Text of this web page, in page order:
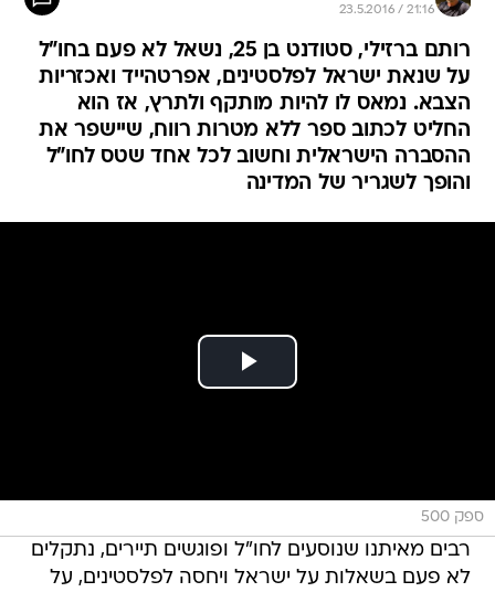
23.5.2016 / 21:16
רותם ברזילי, סטודנט בן 25, נשאל לא פעם בחו"ל
על שנאת ישראל לפלסטינים, אפרטהייד ואכזריות
הצבא. נמאס לו להיות מותקף ולתרץ, אז הוא
החליט לכתוב ספר ללא מטרות רווח, שיישפר את
ההסברה הישראלית וחשוב לכל אחד שטס לחו"ל
והופך לשגריר של המדינה
ספק 500
רבים מאיתנו שנוסעים לחו"ל ופוגשים תיירים, נתקלים
לא פעם בשאלות על ישראל ויחסה לפלסטינים, על